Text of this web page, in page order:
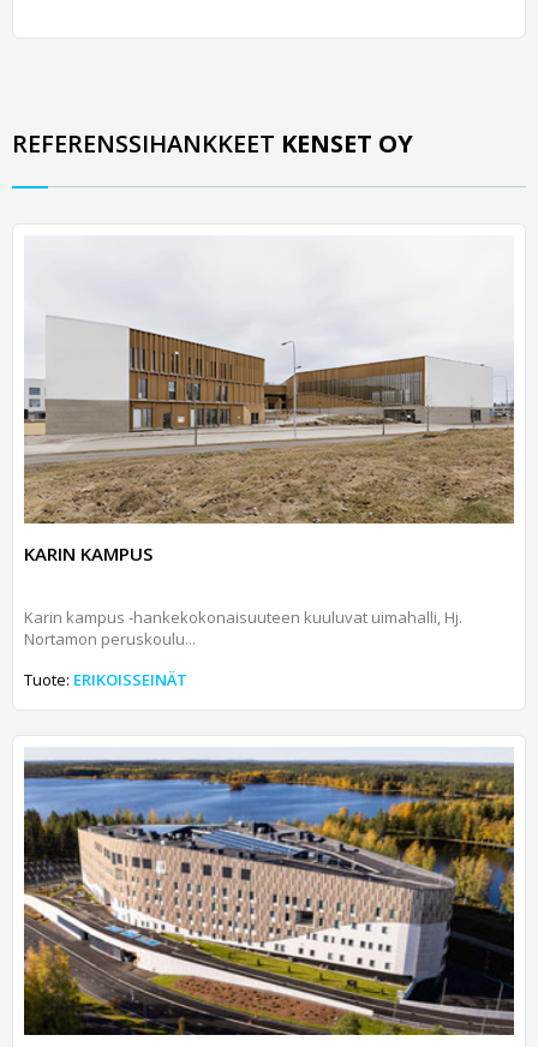
REFERENSSIHANKKEET KENSET OY
KARIN KAMPUS
Karin kampus -hankekokonaisuuteen kuuluvat uimahalli, Hj.
Nortamon peruskoulu...
Tuote: ERIKOISSEINÄT